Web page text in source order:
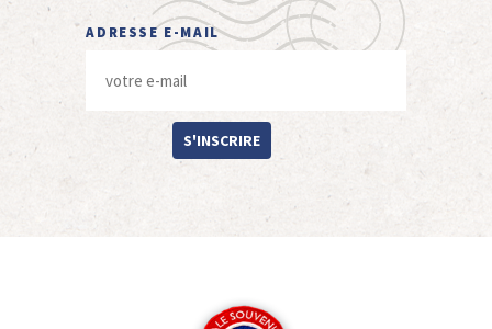
ADRESSE E-MAIL
S'INSCRIRE